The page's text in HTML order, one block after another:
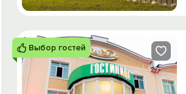
Выбор гостей